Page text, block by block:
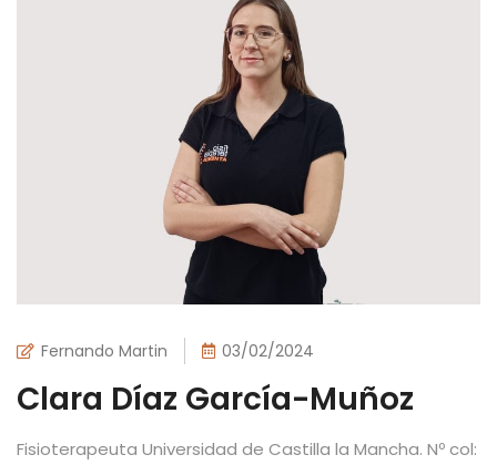
Fernando Martin 03/02/2024
Clara Díaz García-Muñoz
Fisioterapeuta Universidad de Castilla la Mancha. Nº col: